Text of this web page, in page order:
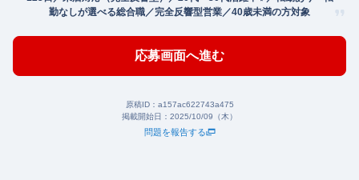
勤なしが選べる総合職／完全反響型営業／40歳未満の方対象
応募画面へ進む
原稿ID： a157ac622743a475
掲載開始日： 2025/10/09（木）
問題を報告する